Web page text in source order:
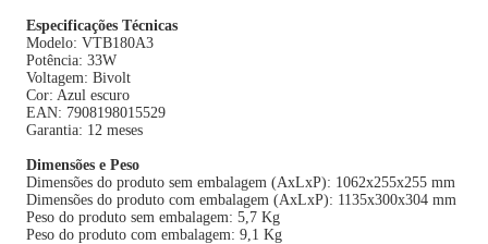
Especificações Técnicas
Modelo: VTB180A3
Potência: 33W
Voltagem: Bivolt
Cor: Azul escuro
EAN: 7908198015529
Garantia: 12 meses
Dimensões e Peso
Dimensões do produto sem embalagem (AxLxP): 1062x255x255 mm
Dimensões do produto com embalagem (AxLxP): 1135x300x304 mm
Peso do produto sem embalagem: 5,7 Kg
Peso do produto com embalagem: 9,1 Kg